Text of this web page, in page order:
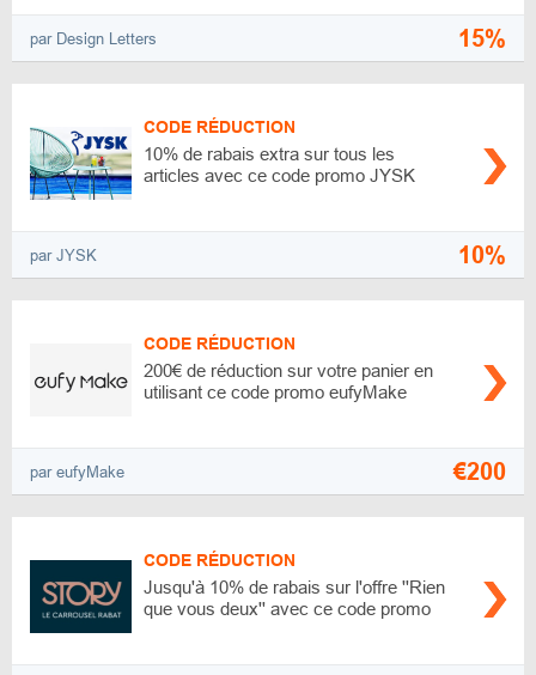
par Design Letters 15%
CODE RÉDUCTION
10% de rabais extra sur tous les
articles avec ce code promo JYSK
par JYSK 10%
CODE RÉDUCTION
200€ de réduction sur votre panier en
utilisant ce code promo eufyMake
par eufyMake €200
CODE RÉDUCTION
Jusqu'à 10% de rabais sur l'offre ''Rien
que vous deux'' avec ce code promo